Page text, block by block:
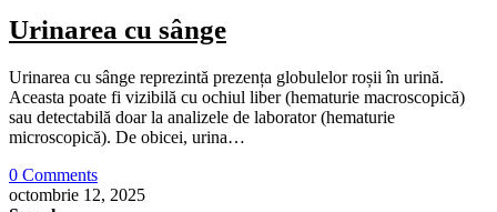
Urinarea cu sânge
Urinarea cu sânge reprezintă prezența globulelor roșii în urină.
Aceasta poate fi vizibilă cu ochiul liber (hematurie macroscopică)
sau detectabilă doar la analizele de laborator (hematurie
microscopică). De obicei, urina…
0 Comments
octombrie 12, 2025